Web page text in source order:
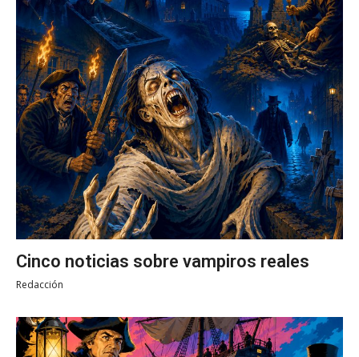
Cinco noticias sobre vampiros reales
Redacción